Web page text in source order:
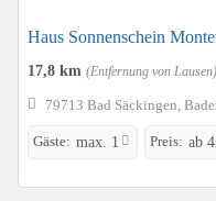
Haus Sonnenschein
17,8 km (Entfernung von Lausen)
79713 Bad Säckingen,
Gäste: max. 1 Preis: ab